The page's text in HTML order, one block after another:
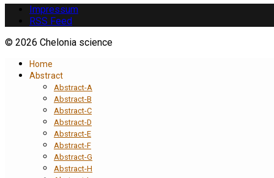
Impressum
RSS Feed
© 2026 Chelonia science
Home
Abstract
Abstract-A
Abstract-B
Abstract-C
Abstract-D
Abstract-E
Abstract-F
Abstract-G
Abstract-H